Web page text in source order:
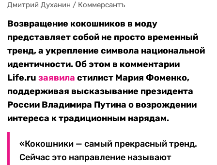
Дмитрий Духанин / Коммерсантъ
Возвращение кокошников в моду
представляет собой не просто временный
тренд, а укрепление символа национальной
идентичности. Об этом в комментарии
Life.ru заявила стилист Мария Фоменко,
поддерживая высказывание президента
России Владимира Путина о возрождении
интереса к традиционным нарядам.
«Кокошники — самый прекрасный тренд.
Сейчас это направление называют